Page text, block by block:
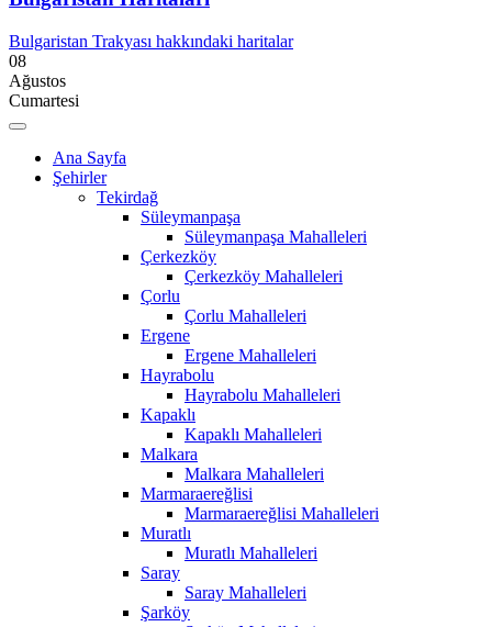
Bulgaristan Trakyası hakkındaki haritalar
08
Ağustos
Cumartesi
Ana Sayfa
Şehirler
Tekirdağ
Süleymanpaşa
Süleymanpaşa Mahalleleri
Çerkezköy
Çerkezköy Mahalleleri
Çorlu
Çorlu Mahalleleri
Ergene
Ergene Mahalleleri
Hayrabolu
Hayrabolu Mahalleleri
Kapaklı
Kapaklı Mahalleleri
Malkara
Malkara Mahalleleri
Marmaraereğlisi
Marmaraereğlisi Mahalleleri
Muratlı
Muratlı Mahalleleri
Saray
Saray Mahalleleri
Şarköy